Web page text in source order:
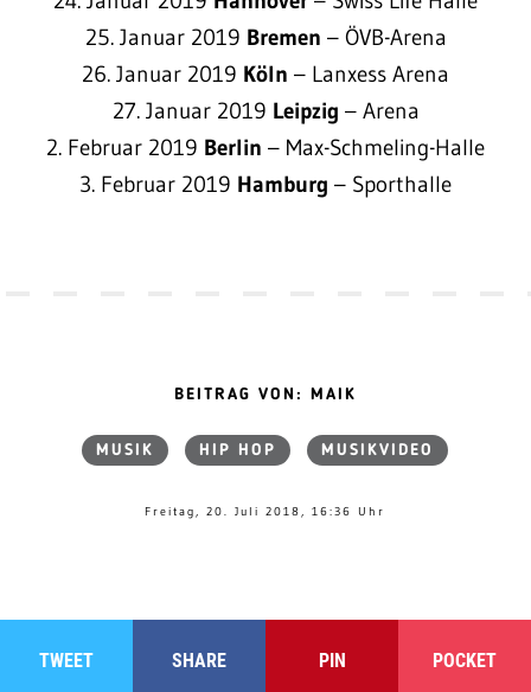
25. Januar 2019 Bremen – ÖVB-Arena
26. Januar 2019 Köln – Lanxess Arena
27. Januar 2019 Leipzig – Arena
2. Februar 2019 Berlin – Max-Schmeling-Halle
3. Februar 2019 Hamburg – Sporthalle
BEITRAG VON: MAIK
MUSIK HIP HOP MUSIKVIDEO
Freitag, 20. Juli 2018, 16:36 Uhr
TWEET SHARE PIN POCKET